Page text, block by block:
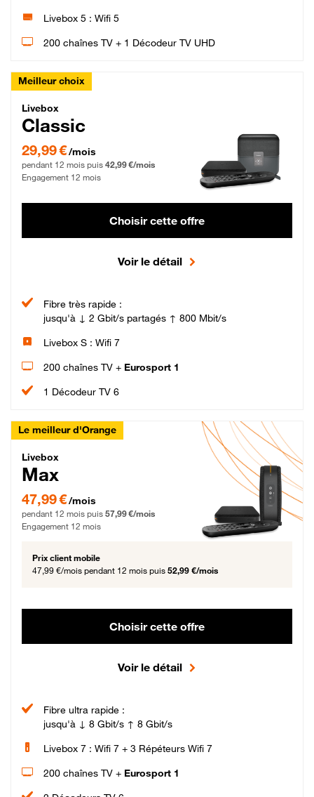
Livebox 5 : Wifi 5
200 chaînes TV + 1 Décodeur TV UHD
Meilleur choix
Livebox Classic Fibre
Livebox
Classic
29,99 € par mois pendant 12 mois puis 42,99 € par mois, Engagement 12 mois
29,99 €/mois
pendant 12 mois puis 42,99 €/mois
Engagement 12 mois
Choisir cette offre
Voir le détail
Fibre très rapide :
jusqu'à ↓ 2 Gbit/s partagés ↑ 800 Mbit/s
Livebox S : Wifi 7
200 chaînes TV + Eurosport 1
1 Décodeur TV 6
Le meilleur d'Orange
Livebox Max Fibre
Livebox
Max
47,99 € par mois pendant 12 mois puis 57,99 € par mois, Engagement 12 mois
47,99 €/mois
pendant 12 mois puis 57,99 €/mois
Engagement 12 mois
Prix client mobile
47,99 €/mois pendant 12 mois puis 52,99 €/mois
Choisir cette offre
Voir le détail
Fibre ultra rapide :
jusqu'à ↓ 8 Gbit/s ↑ 8 Gbit/s
Livebox 7 : Wifi 7 + 3 Répéteurs Wifi 7
200 chaînes TV + Eurosport 1